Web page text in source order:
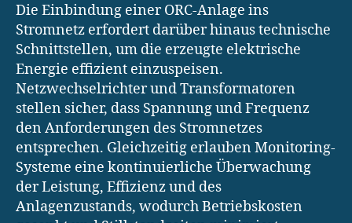
Die Einbindung einer ORC-Anlage ins
Stromnetz erfordert darüber hinaus technische
Schnittstellen, um die erzeugte elektrische
Energie effizient einzuspeisen.
Netzwechselrichter und Transformatoren
stellen sicher, dass Spannung und Frequenz
den Anforderungen des Stromnetzes
entsprechen. Gleichzeitig erlauben Monitoring-
Systeme eine kontinuierliche Überwachung
der Leistung, Effizienz und des
Anlagenzustands, wodurch Betriebskosten